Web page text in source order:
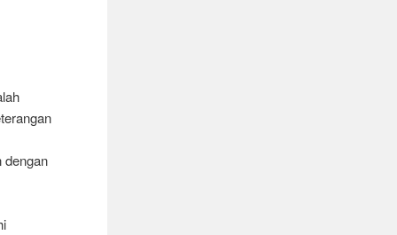
dengan